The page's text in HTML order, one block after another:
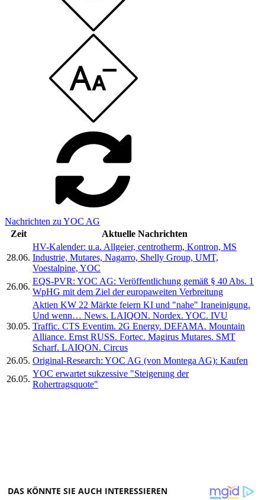
Nachrichten zu YOC AG
Zeit
Aktuelle Nachrichten
28.06.
HV-Kalender: u.a. Allgeier, centrotherm, Kontron, MS
Industrie, Mutares, Nagarro, Shelly Group, UMT,
Voestalpine, YOC
26.06.
EQS-PVR: YOC AG: Veröffentlichung gemäß § 40 Abs. 1
WpHG mit dem Ziel der europaweiten Verbreitung
30.05.
Aktien KW 22 Märkte feiern KI und "nahe" Iraneinigung.
Und wenn… News. LAIQON. Nordex. YOC. IVU
Traffic. CTS Eventim. 2G Energy. DEFAMA. Mountain
Alliance. Ernst RUSS. Fortec. Magirus Mutares. SMT
Scharf. LAIQON. Circus
26.05. Original-Research: YOC AG (von Montega AG): Kaufen
26.05.
YOC erwartet sukzessive "Steigerung der
Rohertragsquote"